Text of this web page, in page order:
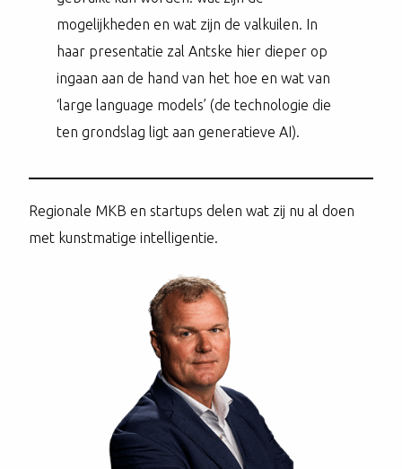
mogelijkheden en wat zijn de valkuilen. In
haar presentatie zal Antske hier dieper op
ingaan aan de hand van het hoe en wat van
‘large language models’ (de technologie die
ten grondslag ligt aan generatieve AI).
Regionale MKB en startups delen wat zij nu al doen
met kunstmatige intelligentie.